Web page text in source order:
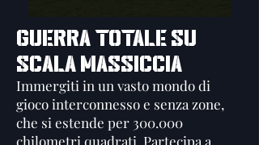
GUERRA TOTALE SU
SCALA MASSICCIA
Immergiti in un vasto mondo di
gioco interconnesso e senza zone,
che si estende per 300.000
chilometri quadrati. Partecipa a